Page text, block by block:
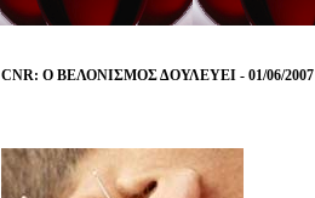
CNR: O ΒΕΛΟΝΙΣΜΟΣ ΔΟΥΛΕΥΕΙ - 01/06/2007